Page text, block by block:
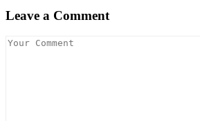
Leave a Comment